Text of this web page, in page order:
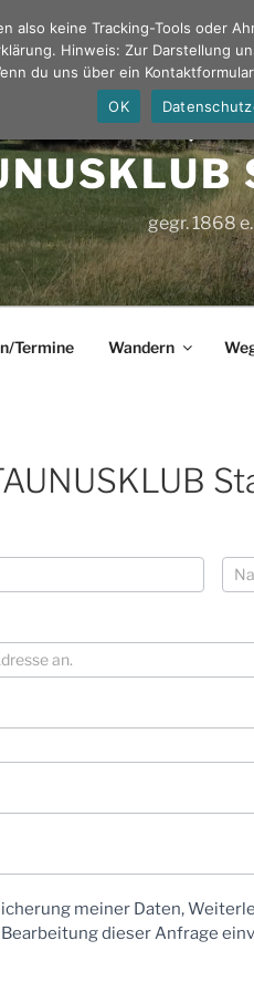
gegr. 1868 e.
Termine Wandern
meiner Daten,
dieser Anfrage
also keine Tracking-Tools oder
Hinweis: Zur Darstellung
du uns über ein
OK